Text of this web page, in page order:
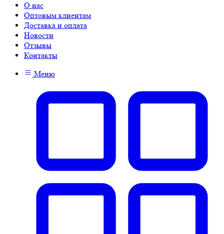
О нас
Оптовым клиентам
Доставка и оплата
Новости
Отзывы
Контакты
Меню